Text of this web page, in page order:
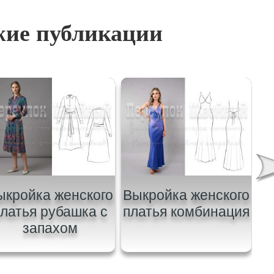
публикации
женского
рубашка с
запахом
Выкройка женского
платья комбинация